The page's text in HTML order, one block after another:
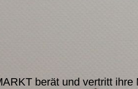
berät und vertritt ihre